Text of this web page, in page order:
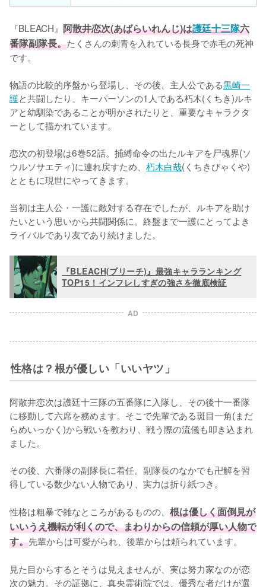
『BLEACH』 阿散井恋次(あばらいれんじ)は護廷十三隊六
番隊副隊長。たくさんの刺青を入れている長身で赤毛の死神
です。
物語の比較的序盤から登場し、その後、主人公である黒崎一
護と共闘したり、キーパーソンの1人である朽木(くちき)ルキ
アと幼馴染であることが明かされたりと、重要なキャラクタ
ーとして描かれています。
恋次の初登場は6巻52話。捕縛命令の出たルキアを尸魂界(ソ
ウルソサエティ)に連れ戻すため、 朽木白哉(くちきびゃくや)
とともに現世にやってきます。
当初は主人公・一護に敵対する存在でしたが、ルキアを助け
たいという思いから共闘関係に。終盤まで一護にとってよき
ライバルであり友であり続けました。
『BLEACH(ブリーチ)』最強キャラランキング
TOP15！インフレしすぎの強さを徹底検証
AD
性格は？根が優しい「いいヤツ」
阿散井恋次は護廷十三隊の五番隊に入隊し、その後十一番隊
に移動して六席を務めます。そこで先輩である斑目一角(まだ
らめいっかく)から戦いを教わり、戦う際の流儀も叩き込まれ
ました。
その後、六番隊の副隊長に着任。副隊長のなかでも卍解を習
得している数少ない人物であり、実力は折り紙つき。
性格は粗暴で雑なところがあるものの、 根は優しく面倒見が
いいうえ機転が利くので、まわりからの信頼が厚い人物で
す。先輩からは可愛がられ、後輩からは頼られています。
見た目からするとそうは見えませんが、実は努力家なのが恋
次の魅力。その証拠に、真央霊術院では、優秀な者だけが選